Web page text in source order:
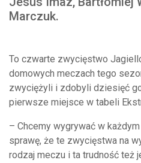
Marczuk.
To czwarte zwycięstwo
domowych meczach tego
zwyciężyli i zdobyli dziesięć
pierwsze miejsce w tabeli
– Chcemy wygrywać w
sprawę, że te zwycięstwa na
rodzaj meczu i ta trudność też